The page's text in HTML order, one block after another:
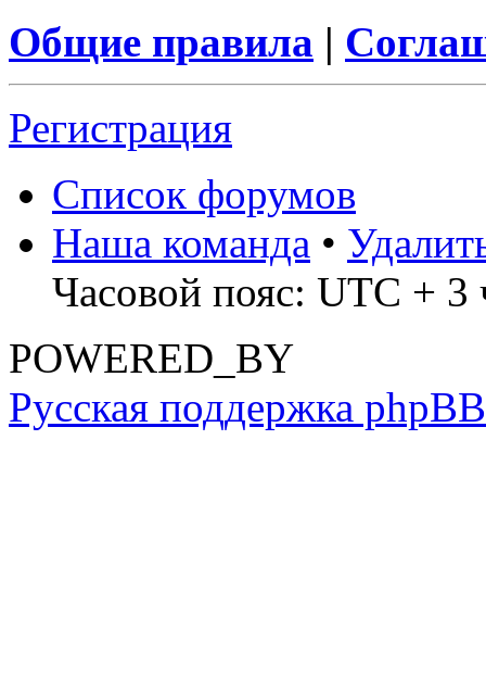
Общие правила |
Регистрация
Список форумов
Наша команда •
Часовой пояс: UTC + 3
POWERED_BY
Русская поддержка phpBB